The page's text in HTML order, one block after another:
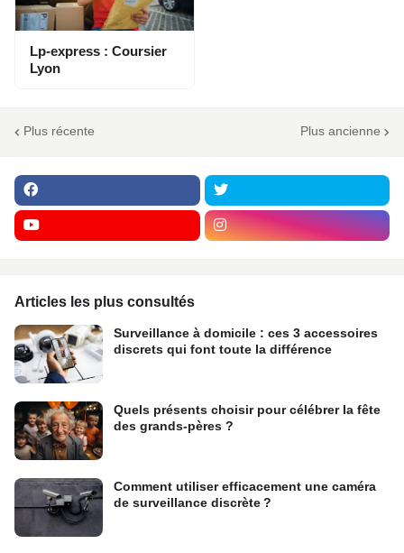
Lp-express : Coursier
Lyon
Plus récente Plus ancienne
Articles les plus consultés
Surveillance à domicile : ces 3 accessoires
discrets qui font toute la différence
Quels présents choisir pour célébrer la fête
des grands-pères ?
Comment utiliser efficacement une caméra
de surveillance discrète ?